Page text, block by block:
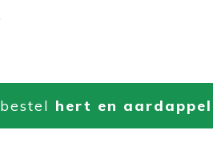
bestel hert en aardappel